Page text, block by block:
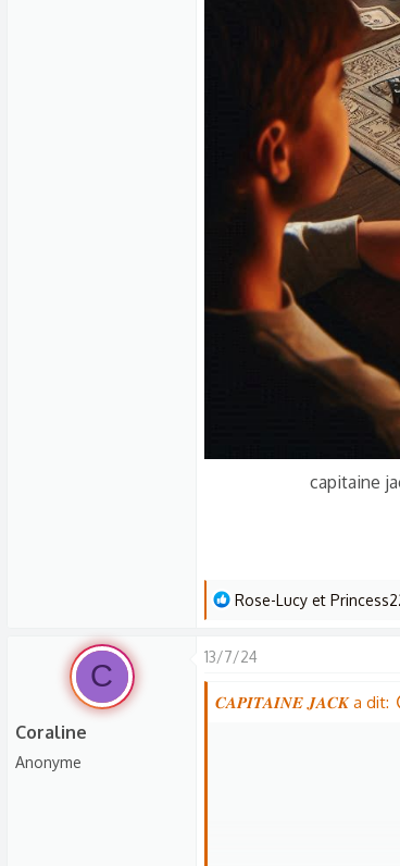
capitaine
L
s
é
Rose-Lucy et
C
Coraline
Anonyme
13/7/24
𝑪𝑨𝑷𝑰𝑻𝑨𝑰𝑵𝑬 𝑱𝑨𝑪𝑲 a dit: